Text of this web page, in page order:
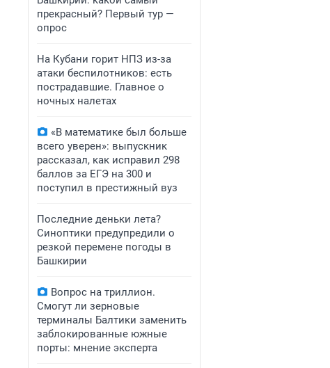
прекрасный? Первый тур —
опрос
На Кубани горит НПЗ из-за
атаки беспилотников: есть
пострадавшие. Главное о
ночных налетах
«В математике был больше
всего уверен»: выпускник
рассказал, как исправил 298
баллов за ЕГЭ на 300 и
поступил в престижный вуз
Последние деньки лета?
Синоптики предупредили о
резкой перемене погоды в
Башкирии
Вопрос на триллион.
Смогут ли зерновые
терминалы Балтики заменить
заблокированные южные
порты: мнение эксперта